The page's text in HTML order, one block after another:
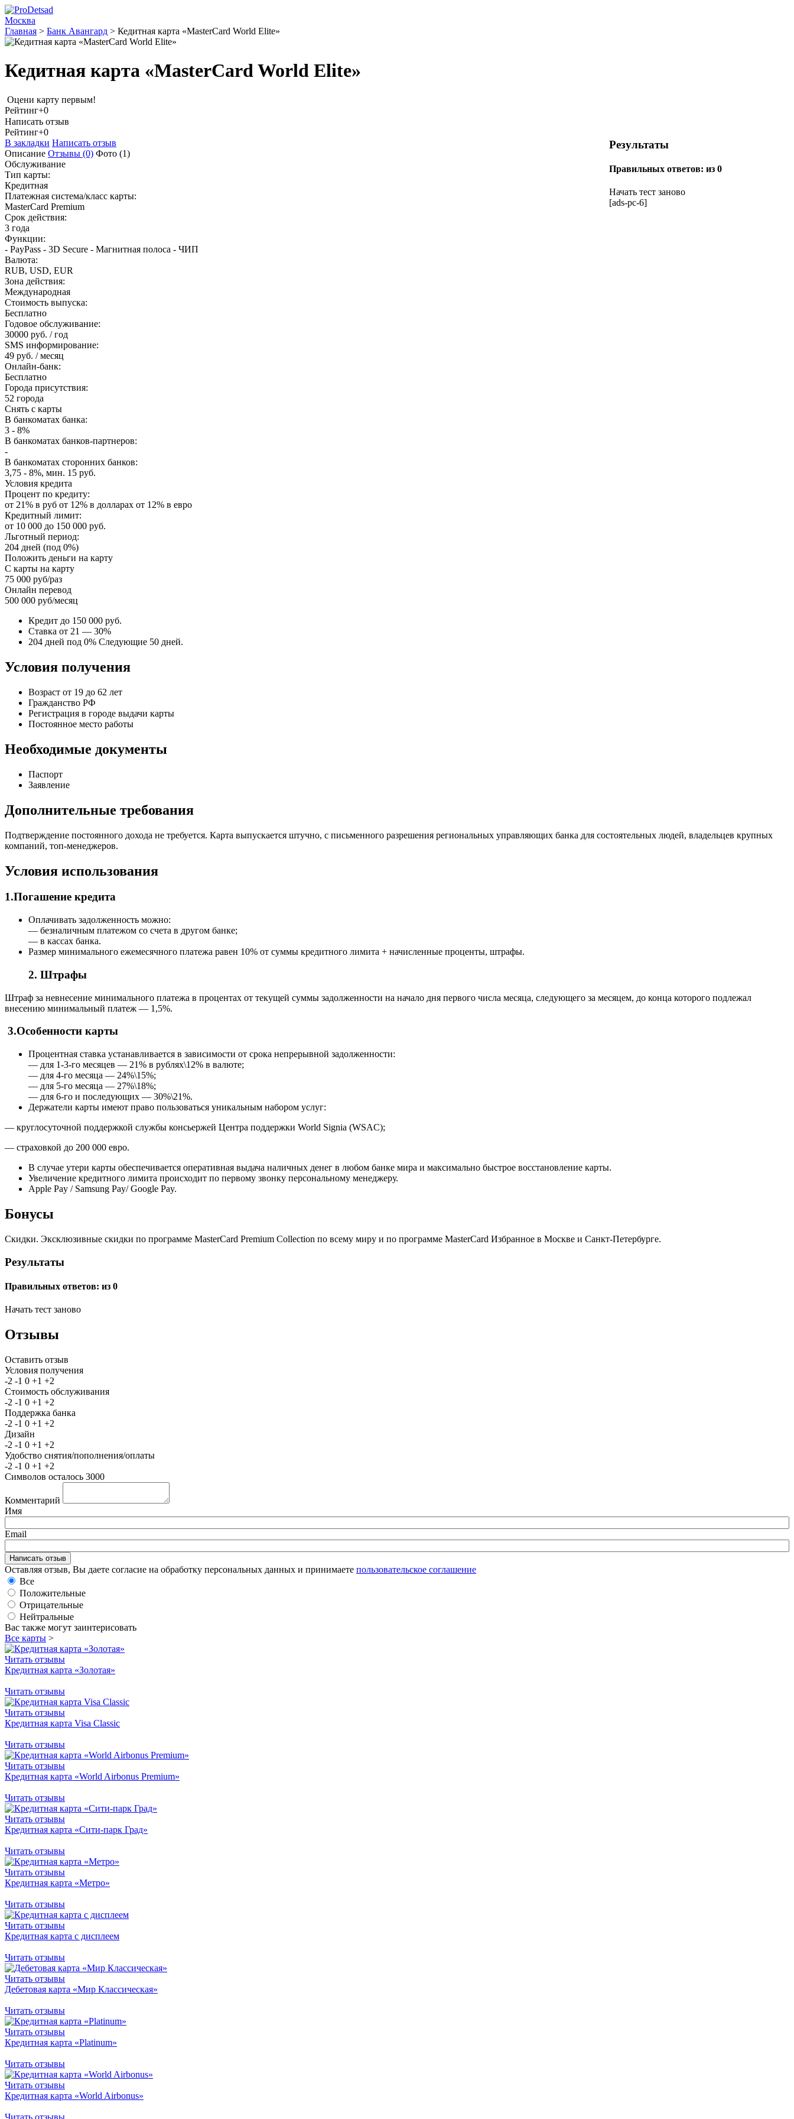
Москва
Главная > Банк Авангард > Кедитная карта «MasterCard World Elite»
Кедитная карта «MasterCard World Elite»
Оцени карту первым!
Рейтинг+0
Написать отзыв
Результаты
Правильных ответов: из 0
Начать тест заново
[ads-pc-6]
Рейтинг+0
В закладки Написать отзыв
Описание Отзывы (0) Фото (1)
Обслуживание
Тип карты:
Кредитная
Платежная система/класс карты:
MasterCard Premium
Срок действия:
3 года
Функции:
- PayPass - 3D Secure - Магнитная полоса - ЧИП
Валюта:
RUB, USD, EUR
Зона действия:
Международная
Стоимость выпуска:
Бесплатно
Годовое обслуживание:
30000 руб. / год
SMS информирование:
49 руб. / месяц
Онлайн-банк:
Бесплатно
Города присутствия:
52 города
Снять с карты
В банкоматах банка:
3 - 8%
В банкоматах банков-партнеров:
-
В банкоматах сторонних банков:
3,75 - 8%, мин. 15 руб.
Условия кредита
Процент по кредиту:
от 21% в руб от 12% в долларах от 12% в евро
Кредитный лимит:
от 10 000 до 150 000 руб.
Льготный период:
204 дней (под 0%)
Положить деньги на карту
С карты на карту
75 000 руб/раз
Онлайн перевод
500 000 руб/месяц
Кредит до 150 000 руб.
Ставка от 21 — 30%
204 дней под 0% Следующие 50 дней.
Условия получения
Возраст от 19 до 62 лет
Гражданство РФ
Регистрация в городе выдачи карты
Постоянное место работы
Необходимые документы
Паспорт
Заявление
Дополнительные требования
Подтверждение постоянного дохода не требуется. Карта выпускается штучно, с письменного разрешения региональных управляющих банка для состоятельных людей, владельцев крупных
компаний, топ-менеджеров.
Условия использования
1.Погашение кредита
Оплачивать задолженность можно:
— безналичным платежом со счета в другом банке;
— в кассах банка.
Размер минимального ежемесячного платежа равен 10% от суммы кредитного лимита + начисленные проценты, штрафы.
2. Штрафы
Штраф за невнесение минимального платежа в процентах от текущей суммы задолженности на начало дня первого числа месяца, следующего за месяцем, до конца которого подлежал
внесению минимальный платеж — 1,5%.
3.Особенности карты
Процентная ставка устанавливается в зависимости от срока непрерывной задолженности:
— для 1-3-го месяцев — 21% в рублях\12% в валюте;
— для 4-го месяца — 24%\15%;
— для 5-го месяца — 27%\18%;
— для 6-го и последующих — 30%\21%.
Держатели карты имеют право пользоваться уникальным набором услуг:
— круглосуточной поддержкой службы консьержей Центра поддержки World Signia (WSAC);
— страховкой до 200 000 евро.
В случае утери карты обеспечивается оперативная выдача наличных денег в любом банке мира и максимально быстрое восстановление карты.
Увеличение кредитного лимита происходит по первому звонку персональному менеджеру.
Apple Pay / Samsung Pay/ Google Pay.
Бонусы
Скидки. Эксклюзивные скидки по программе MasterCard Premium Collection по всему миру и по программе MasterCard Избранное в Москве и Санкт-Петербурге.
Результаты
Правильных ответов: из 0
Начать тест заново
Отзывы
Оставить отзыв
Условия получения
-2 -1 0 +1 +2
Стоимость обслуживания
-2 -1 0 +1 +2
Поддержка банка
-2 -1 0 +1 +2
Дизайн
-2 -1 0 +1 +2
Удобство снятия/пополнения/оплаты
-2 -1 0 +1 +2
Символов осталось 3000
Комментарий
Имя
Email
Оставляя отзыв, Вы даете согласие на обработку персональных данных и принимаете пользовательское соглашение
Все
Положительные
Отрицательные
Нейтральные
Вас также могут заинтерисовать
Все карты >
Читать отзывы
Кредитная карта «Золотая»
Читать отзывы
Читать отзывы
Кредитная карта Visa Classic
Читать отзывы
Читать отзывы
Кредитная карта «World Airbonus Premium»
Читать отзывы
Читать отзывы
Кредитная карта «Сити-парк Град»
Читать отзывы
Читать отзывы
Кредитная карта «Метро»
Читать отзывы
Читать отзывы
Кредитная карта с дисплеем
Читать отзывы
Читать отзывы
Дебетовая карта «Мир Классическая»
Читать отзывы
Читать отзывы
Кредитная карта «Platinum»
Читать отзывы
Читать отзывы
Кредитная карта «World Airbonus»
Читать отзывы